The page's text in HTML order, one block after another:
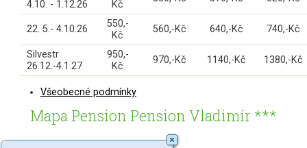
4.10. - 1.12.26
Kč
22. 5.- 4.10.26
550,-
Kč
560,-Kč 640,-Kč 740,-Kč
Silvestr
26.12.-4.1.27
950,-
Kč
970,-Kč 1140,-Kč 1380,-Kč
Všeobecné podmínky
Mapa Pension Pension Vladimír ***